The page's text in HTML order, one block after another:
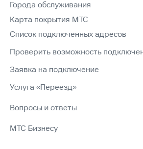
Города обслуживания
Карта покрытия МТС
Список подключенных адресов
Проверить возможность
Заявка на подключение
Услуга «Переезд»
Вопросы и ответы
МТС Бизнесу